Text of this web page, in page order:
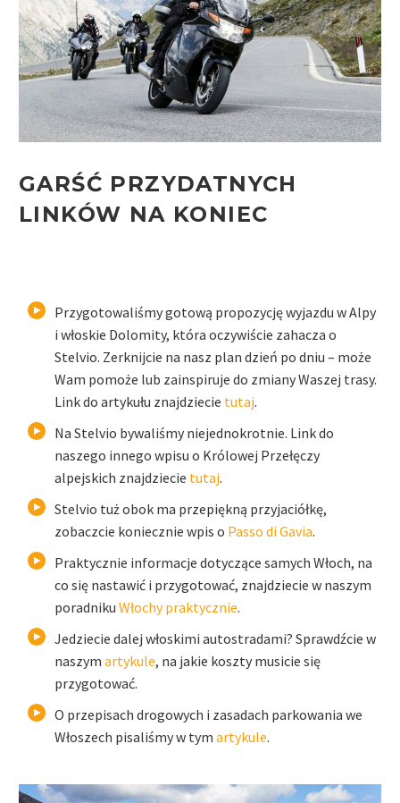
GARŚĆ PRZYDATNYCH
LINKÓW NA KONIEC
Przygotowaliśmy gotową propozycję wyjazdu w Alpy
i włoskie Dolomity, która oczywiście zahacza o
Stelvio. Zerknijcie na nasz plan dzień po dniu – może
Wam pomoże lub zainspiruje do zmiany Waszej trasy.
Link do artykułu znajdziecie tutaj.
Na Stelvio bywaliśmy niejednokrotnie. Link do
naszego innego wpisu o Królowej Przełęczy
alpejskich znajdziecie tutaj.
Stelvio tuż obok ma przepiękną przyjaciółkę,
zobaczcie koniecznie wpis o Passo di Gavia.
Praktycznie informacje dotyczące samych Włoch, na
co się nastawić i przygotować, znajdziecie w naszym
poradniku Włochy praktycznie.
Jedziecie dalej włoskimi autostradami? Sprawdźcie w
naszym artykule, na jakie koszty musicie się
przygotować.
O przepisach drogowych i zasadach parkowania we
Włoszech pisaliśmy w tym artykule.